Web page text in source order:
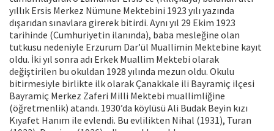
yıllık Ersis Merkez Nümune Mektebini 1923 yılı yazında
dışarıdan sınavlara girerek bitirdi. Aynı yıl 29 Ekim 1923
tarihinde (Cumhuriyetin ilanında), baba mesleğine olan
tutkusu nedeniyle Erzurum Dar’ül Muallimin Mektebine kayıt
oldu. İki yıl sonra adı Erkek Muallim Mektebi olarak
değiştirilen bu okuldan 1928 yılında mezun oldu. Okulu
bitirmesiyle birlikte ilk olarak Çanakkale ili Bayramiç ilçesi
Bayramiç Merkez Zaferi Milli Mektebi muallimliğine
(öğretmenlik) atandı. 1930’da köylüsü Ali Budak Beyin kızı
Kıyafet Hanım ile evlendi. Bu evlilikten Nihal (1931), Turan